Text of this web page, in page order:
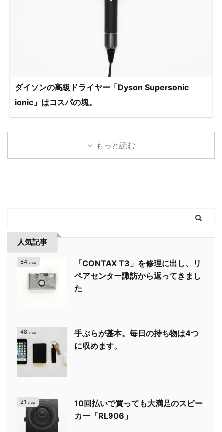
ダイソンの高級ドライヤー「Dyson Supersonic
ionic」はコスパの塊。
もっと読む
人気記事
64 view
「CONTAX T3」を修理に出し、リ
ペアセンター諏訪から返ってきまし
た
48 view
手ぶらが基本。毎日の持ち物は4つ
に収めます。
21 view
10回払いで買っても大満足のスピー
カー「RL906」